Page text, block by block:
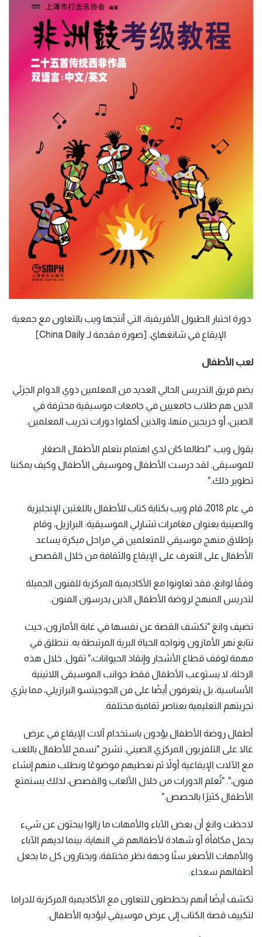
دورة اختبار الطبول الأفريقية، التي أنتجها ويب بالتعاون مع جمعية
الإيقاع في شانغهاي. [صورة مقدمة لـ China Daily]
لعب الأطفال
يضم فريق التدريس الحالي العديد من المعلمين ذوي الدوام الجزئي
الذين هم طلاب جامعيين في جامعات موسيقية محترفة في
الصين، أو خريجين منها، والذين أكملوا دورات تدريب المعلمين.
يقول ويب: "لطالما كان لدي اهتمام بتعلم الأطفال الصغار
للموسيقى. لقد درست الأطفال وموسيقى الأطفال وكيف يمكننا
تطوير ذلك."
في عام 2018، قام ويب بكتابة كتاب للأطفال باللغتين الإنجليزية
والصينية بعنوان مغامرات تشارلي الموسيقية: البرازيل، وقام
بإطلاق منهج موسيقي للمتعلمين في مراحل مبكرة يساعد
الأطفال على التعرف على الإيقاع والثقافة من خلال القصص.
وفقًا لوانغ، فقد تعاونوا مع الأكاديمية المركزية للفنون الجميلة
لتدريس المنهج لروضة الأطفال الذين يدرسون الفنون.
تضيف وانغ "تكشف القصة عن نفسها في غابة الأمازون، حيث
نتابع نهر الأمازون ونواجه الحياة البرية المرتبطة به. ننطلق في
مهمة لوقف قطاع الأشجار وإنقاذ الحيوانات،" تقول. خلال هذه
الرحلة، لا يستوعب الأطفال فقط جوانب الموسيقى اللاتينية
الأساسية، بل يتعرفون أيضًا على فن الجوجيتسو البرازيلي، مما يثري
تجربتهم التعليمية بعناصر ثقافية مختلفة.
أطفال روضة الأطفال يؤدون باستخدام آلات الإيقاع في عرض
غالا على التلفزيون المركزي الصيني. تشرح "نسمح للأطفال باللعب
مع الآلات الإيقاعية أولاً ثم نعطيهم موضوعًا ونطلب منهم إنشاء
فنون،". "تُعلم الدورات من خلال الألعاب والقصص، لذلك يستمتع
الأطفال كثيرًا بالحصص."
لاحظت وانغ أن بعض الآباء والأمهات ما زالوا يبحثون عن شيء
يحمل مكافأة أو شهادة لأطفالهم في النهاية، بينما لديهم الآباء
والأمهات الأصغر سنًا وجهة نظر مختلفة، ويختارون كل ما يجعل
أطفالهم سعداء.
تكشف أيضًا أنهم يخططون للتعاون مع الأكاديمية المركزية للدراما
لتكييف قصة الكتاب إلى عرض موسيقي ليؤديه الأطفال.